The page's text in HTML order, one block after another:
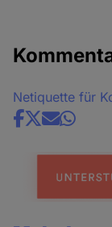
Netiquette für
Share
news